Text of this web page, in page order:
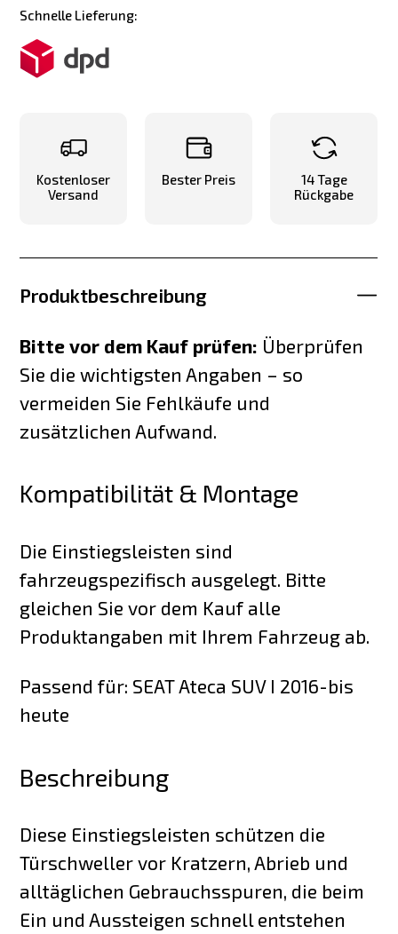
Schnelle Lieferung:
Kostenloser
Versand
Bester Preis
14 Tage
Rückgabe
Produktbeschreibung
Bitte vor dem Kauf prüfen: Überprüfen
Sie die wichtigsten Angaben – so
vermeiden Sie Fehlkäufe und
zusätzlichen Aufwand.
Kompatibilität & Montage
Die Einstiegsleisten sind
fahrzeugspezifisch ausgelegt. Bitte
gleichen Sie vor dem Kauf alle
Produktangaben mit Ihrem Fahrzeug ab.
Passend für: SEAT Ateca SUV I 2016-bis
heute
Beschreibung
Diese Einstiegsleisten schützen die
Türschweller vor Kratzern, Abrieb und
alltäglichen Gebrauchsspuren, die beim
Ein und Aussteigen schnell entstehen